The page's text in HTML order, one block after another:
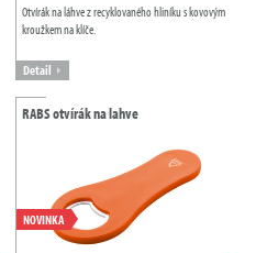
Otvírák na láhve z recyklovaného hliníku s kovovým
kroužkem na klíče.
Detail
RABS otvírák na lahve
NOVINKA